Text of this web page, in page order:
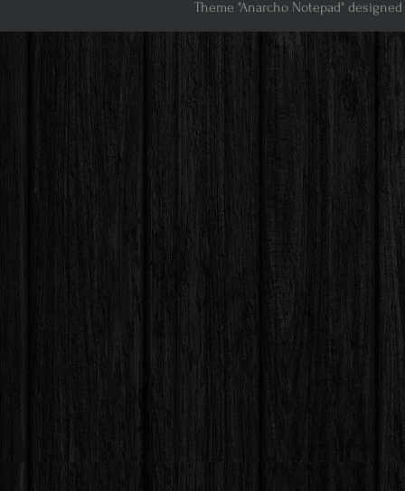
Theme "Anarcho Notepad"